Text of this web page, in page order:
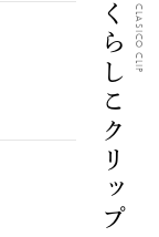
くらしこクリップCLASICO CLIP